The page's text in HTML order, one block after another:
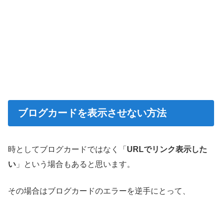
ブログカードを表示させない方法
時としてブログカードではなく「 URLでリンク表示した
い 」という場合もあると思います。
その場合はブログカードのエラーを逆手にとって、